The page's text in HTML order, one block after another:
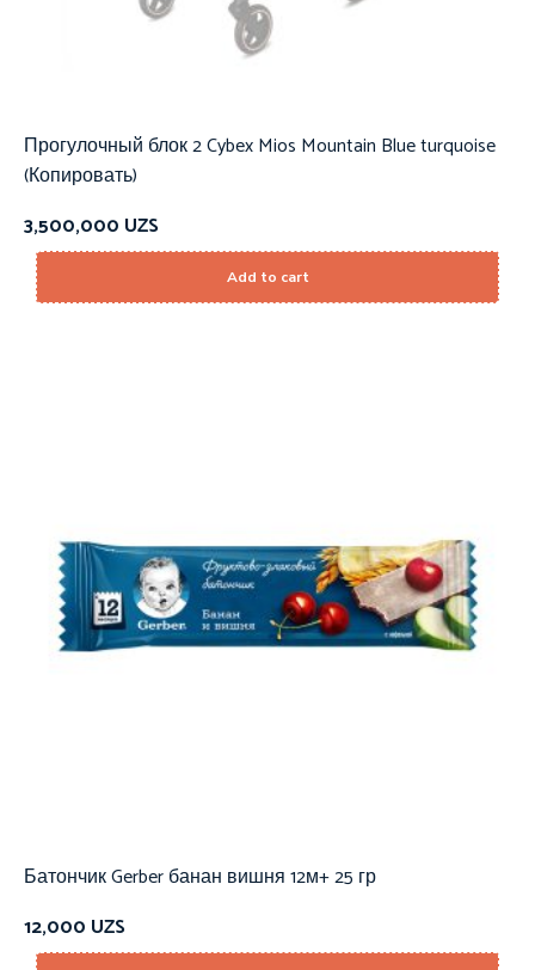
Прогулочный блок 2 Cybex Mios Mountain Blue turquoise
(Копировать)
3,500,000 UZS
Add to cart
Батончик Gerber банан вишня 12м+ 25 гр
12,000 UZS